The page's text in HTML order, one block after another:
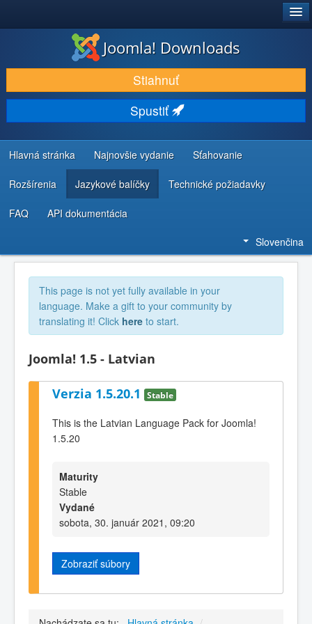
STIAHNUŤ & ROZŠÍRIŤ
OBJAVUJTE & UČTE SA
KOMUNITA & PODPORA
ZDROJE INFORMÁCIÍ PRE VÝVOJÁROV
Joomla! Downloads
Stiahnuť
Spustiť
Hlavná stránka Najnovšie vydanie Sťahovanie
Rozšírenia Jazykové balíčky Technické požiadavky
FAQ API dokumentácia
Slovenčina
This page is not yet fully available in your
language. Make a gift to your community by
translating it! Click here to start.
Joomla! 1.5 - Latvian
Verzia 1.5.20.1 Stable
This is the Latvian Language Pack for Joomla!
1.5.20
Maturity
Stable
Vydané
sobota, 30. január 2021, 09:20
Zobraziť súbory